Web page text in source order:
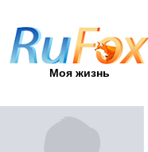
Моя жизнь